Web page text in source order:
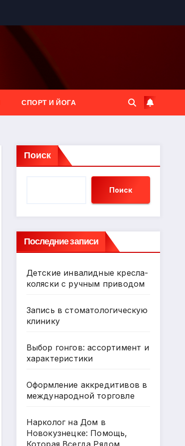
СПОРТ И ЙОГА
Поиск
Поиск
Последние записи
Детские инвалидные кресла-
коляски с ручным приводом
Запись в стоматологическую
клинику
Выбор гонгов: ассортимент и
характеристики
Оформление аккредитивов в
международной торговле
Нарколог на Дом в
Новокузнецке: Помощь,
Которая Всегда Рядом